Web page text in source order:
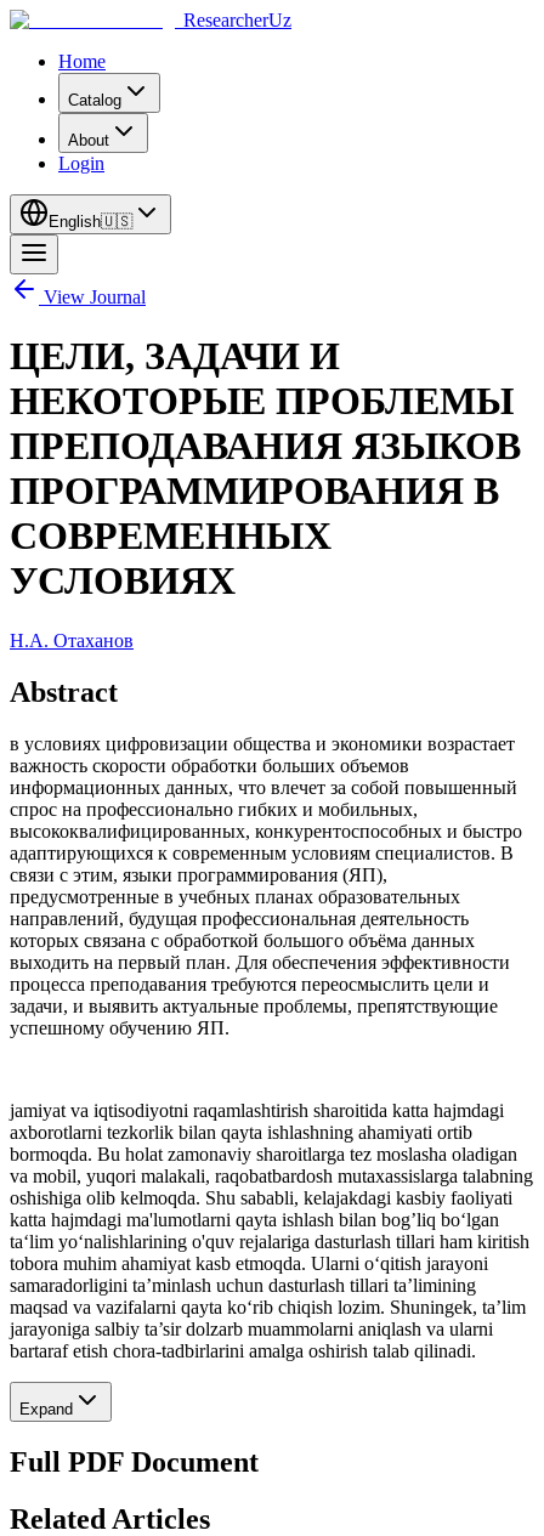
ResearcherUz
Home
Catalog
About
Login
English🇺🇸
View Journal
ЦЕЛИ, ЗАДАЧИ И
НЕКОТОРЫЕ ПРОБЛЕМЫ
ПРЕПОДАВАНИЯ ЯЗЫКОВ
ПРОГРАММИРОВАНИЯ В
СОВРЕМЕННЫХ
УСЛОВИЯХ
Н.А. Отаханов
Abstract
в условиях цифровизации общества и экономики возрастает
важность скорости обработки больших объемов
информационных данных, что влечет за собой повышенный
спрос на профессионально гибких и мобильных,
высококвалифицированных, конкурентоспособных и быстро
адаптирующихся к современным условиям специалистов. В
связи с этим, языки программирования (ЯП),
предусмотренные в учебных планах образовательных
направлений, будущая профессиональная деятельность
которых связана с обработкой большого объёма данных
выходить на первый план. Для обеспечения эффективности
процесса преподавания требуются переосмыслить цели и
задачи, и выявить актуальные проблемы, препятствующие
успешному обучению ЯП.
jamiyat va iqtisodiyotni raqamlashtirish sharoitida katta hajmdagi
axborotlarni tezkorlik bilan qayta ishlashning ahamiyati ortib
bormoqda. Bu holat zamonaviy sharoitlarga tez moslasha oladigan
va mobil, yuqori malakali, raqobatbardosh mutaxassislarga talabning
oshishiga olib kelmoqda. Shu sababli, kelajakdagi kasbiy faoliyati
katta hajmdagi ma'lumotlarni qayta ishlash bilan bog’liq boʻlgan
ta‘lim yoʻnalishlarining o'quv rejalariga dasturlash tillari ham kiritish
tobora muhim ahamiyat kasb etmoqda. Ularni oʻqitish jarayoni
samaradorligini ta’minlash uchun dasturlash tillari ta’limining
maqsad va vazifalarni qayta koʻrib chiqish lozim. Shuningek, ta’lim
jarayoniga salbiy ta’sir dolzarb muammolarni aniqlash va ularni
bartaraf etish chora-tadbirlarini amalga oshirish talab qilinadi.
Expand
Full PDF Document
Related Articles